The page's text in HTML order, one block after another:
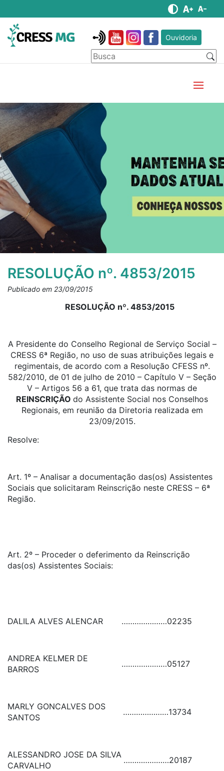
Ouvidoria
RESOLUÇÃO nº. 4853/2015
Publicado em 23/09/2015
RESOLUÇÃO nº. 4853/2015
A Presidente do Conselho Regional de Serviço Social –
CRESS 6ª Região, no uso de suas atribuições legais e
regimentais, de acordo com a Resolução CFESS nº.
582/2010, de 01 de julho de 2010 – Capítulo V – Seção
V – Artigos 56 a 61, que trata das normas de
REINSCRIÇÃO do Assistente Social nos Conselhos
Regionais, em reunião da Diretoria realizada em
23/09/2015.
Resolve:
Art. 1º – Analisar a documentação das(os) Assistentes
Sociais que solicitaram Reinscrição neste CRESS – 6ª
Região.
Art. 2º – Proceder o deferimento da Reinscrição
das(os) Assistentes Sociais:
DALILA ALVES ALENCAR …………………02235
ANDREA KELMER DE
BARROS
…………………05127
MARLY GONCALVES DOS
SANTOS
…………………13734
ALESSANDRO JOSE DA SILVA
CARVALHO
…………………20187